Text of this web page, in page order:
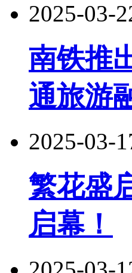
2025-03-
南铁推
通旅游
2025-03-
繁花盛
启幕！